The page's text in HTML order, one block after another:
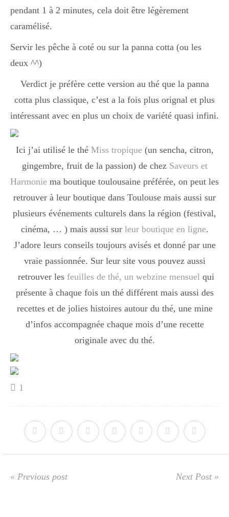
Boulette
pendant 1 à 2 minutes, cela doit être légèrement
caramélisé.
Servir les pêche à coté ou sur la panna cotta (ou les
deux ^^)
Verdict je préfère cette version au thé que la panna
cotta plus classique, c’est a la fois plus orignal et plus
intéressant avec en plus un choix de variété quasi infini.
Ici j’ai utilisé le thé Miss tropique(un sencha, citron,
gingembre, fruit de la passion) de chez Saveurs et
Harmonie ma boutique toulousaine préférée, on peut les
retrouver à leur boutique dans Toulouse mais aussi sur
plusieurs événements culturels dans la région (festival,
cinéma, … ) mais aussi sur leur boutique en ligne.
J’adore leurs conseils toujours avisés et donné par une
vraie passionnée. Sur leur site vous pouvez aussi
retrouver les feuilles de thé, un webzine mensuelqui
présente à chaque fois un thé différent mais aussi des
recettes et de jolies histoires autour du thé, une mine
d’infos accompagnée chaque mois d’une recette
originale avec du thé.
1
« Previous post Next Post »